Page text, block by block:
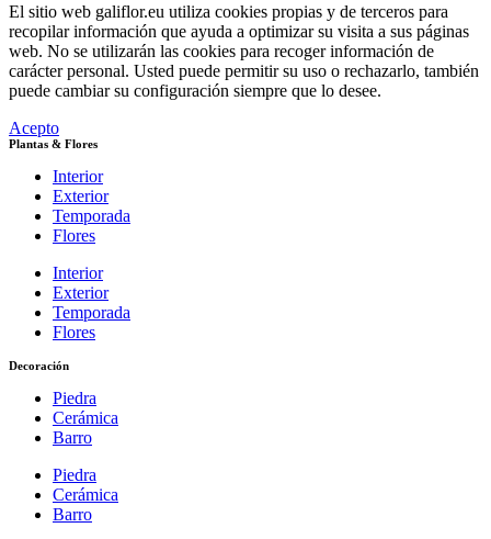
El sitio web galiflor.eu utiliza cookies propias y de terceros para
recopilar información que ayuda a optimizar su visita a sus páginas
web. No se utilizarán las cookies para recoger información de
carácter personal. Usted puede permitir su uso o rechazarlo, también
puede cambiar su configuración siempre que lo desee.
Acepto
Plantas & Flores
Interior
Exterior
Temporada
Flores
Interior
Exterior
Temporada
Flores
Decoración
Piedra
Cerámica
Barro
Piedra
Cerámica
Barro